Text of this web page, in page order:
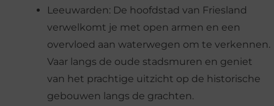
Leeuwarden: De hoofdstad van Friesland
verwelkomt je met open armen en een
overvloed aan waterwegen om te verkennen.
Vaar langs de oude stadsmuren en geniet
van het prachtige uitzicht op de historische
gebouwen langs de grachten.